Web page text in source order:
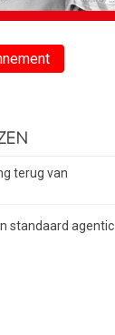
terug van
standaard agentic